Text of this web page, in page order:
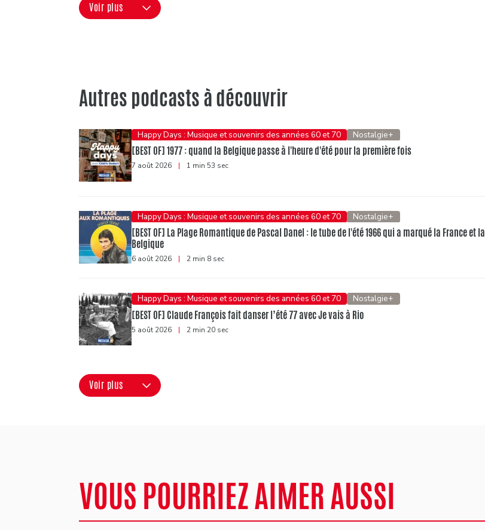
Voir plus
Autres podcasts à découvrir
Happy Days : Musique et souvenirs des années 60 et 70 Nostalgie+
[BEST OF] 1977 : quand la Belgique passe à l'heure d'été pour la première fois
7 août 2026 | 1 min 53 sec
Happy Days : Musique et souvenirs des années 60 et 70 Nostalgie+
[BEST OF] La Plage Romantique de Pascal Danel : le tube de l'été 1966 qui a marqué la France et la
Belgique
6 août 2026 | 2 min 8 sec
Happy Days : Musique et souvenirs des années 60 et 70 Nostalgie+
[BEST OF] Claude François fait danser l’été 77 avec Je vais à Rio
5 août 2026 | 2 min 20 sec
Voir plus
VOUS POURRIEZ AIMER AUSSI